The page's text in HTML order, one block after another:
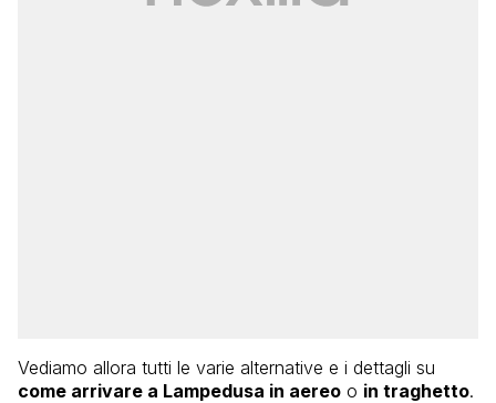
Vediamo allora tutti le varie alternative e i dettagli su
come arrivare a Lampedusa in aereo o in traghetto.